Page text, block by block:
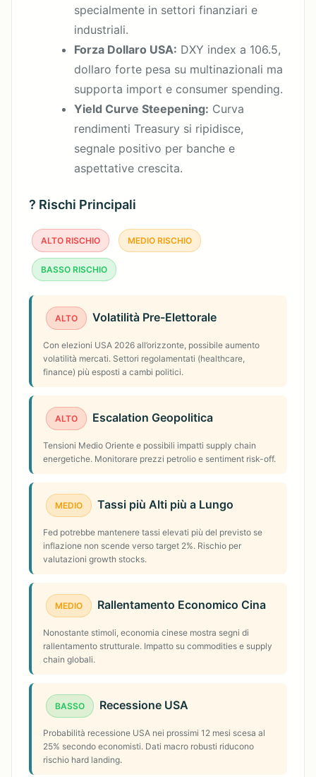
specialmente in settori finanziari e
industriali.
Forza Dollaro USA: DXY index a 106.5,
dollaro forte pesa su multinazionali ma
supporta import e consumer spending.
Yield Curve Steepening: Curva
rendimenti Treasury si ripidisce,
segnale positivo per banche e
aspettative crescita.
? Rischi Principali
ALTO RISCHIO MEDIO RISCHIO
BASSO RISCHIO
ALTO Volatilità Pre-Elettorale
Con elezioni USA 2026 all’orizzonte, possibile aumento
volatilità mercati. Settori regolamentati (healthcare,
finance) più esposti a cambi politici.
ALTO Escalation Geopolitica
Tensioni Medio Oriente e possibili impatti supply chain
energetiche. Monitorare prezzi petrolio e sentiment risk-off.
MEDIO Tassi più Alti più a Lungo
Fed potrebbe mantenere tassi elevati più del previsto se
inflazione non scende verso target 2%. Rischio per
valutazioni growth stocks.
MEDIO Rallentamento Economico Cina
Nonostante stimoli, economia cinese mostra segni di
rallentamento strutturale. Impatto su commodities e supply
chain globali.
BASSO Recessione USA
Probabilità recessione USA nei prossimi 12 mesi scesa al
25% secondo economisti. Dati macro robusti riducono
rischio hard landing.